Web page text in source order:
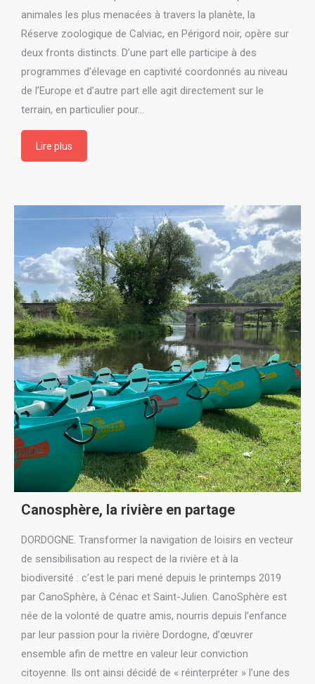
animales les plus menacées à travers la planète, la
Réserve zoologique de Calviac, en Périgord noir, opère sur
deux fronts distincts. D’une part elle participe à des
programmes d’élevage en captivité coordonnés au niveau
de l’Europe et d’autre part elle agit directement sur le
terrain, en particulier pour…
Lire plus
Canosphère, la rivière en partage
DORDOGNE. Transformer la navigation de loisirs en vecteur
de sensibilisation au respect de la rivière et à la
biodiversité : c’est le pari mené depuis le printemps 2019
par CanoSphère, à Cénac et Saint-Julien. CanoSphère est
née de la volonté de quatre amis, nourris depuis l’enfance
par leur passion pour la rivière Dordogne, d’œuvrer
ensemble afin de mettre en valeur leur conviction
citoyenne. Ils ont ainsi décidé de « réinterpréter » l’une des